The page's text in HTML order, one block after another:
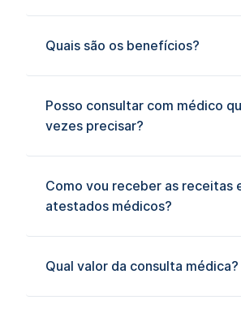
Quais são os benefícios?
Posso consultar com médico
vezes precisar?
Como vou receber as receitas
atestados médicos?
Qual valor da consulta médica?